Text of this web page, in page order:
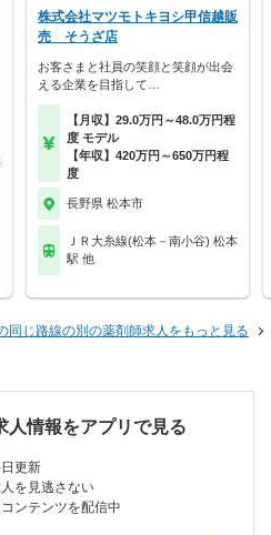
株式会社マツモトキヨシ甲信越販
売 そうざ店
お客さまと社員の笑顔と笑顔が出会
える企業を目指して…
【月収】29.0万円～48.0万円程
度 モデル
【年収】420万円～650万円程
度
長野県 松本市
ＪＲ大糸線(松本－南小谷) 松本
駅 他
同じ路線の別の薬剤師求人をもっと見る
人情報をアプリで見る
更新
を見逃さない
ンテンツを配信中